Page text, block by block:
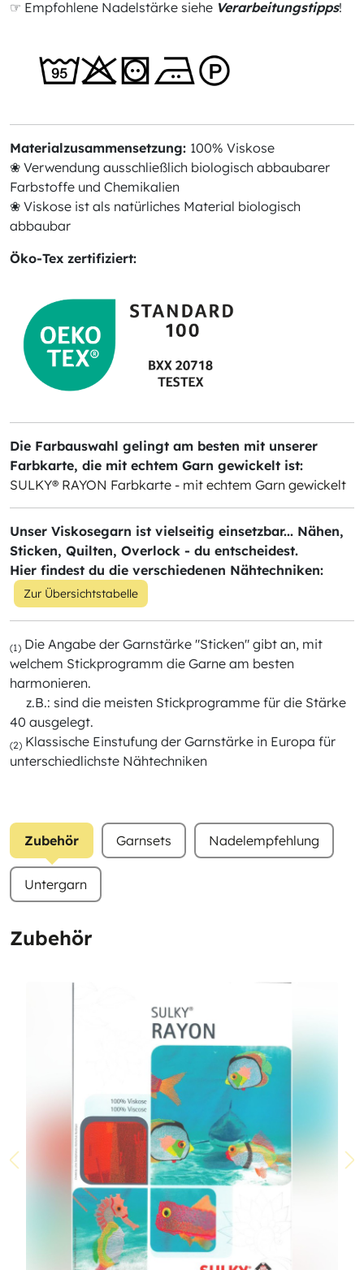
☞ Empfohlene Nadelstärke siehe Verarbeitungstipps!
Materialzusammensetzung: 100% Viskose
❀ Verwendung ausschließlich biologisch abbaubarer
Farbstoffe und Chemikalien
❀ Viskose ist als natürliches Material biologisch
abbaubar
Öko-Tex zertifiziert:
Die Farbauswahl gelingt am besten mit unserer
Farbkarte, die mit echtem Garn gewickelt ist:
SULKY® RAYON Farbkarte - mit echtem Garn gewickelt
Unser Viskosegarn ist vielseitig einsetzbar... Nähen,
Sticken, Quilten, Overlock - du entscheidest.
Hier findest du die verschiedenen Nähtechniken:
Zur Übersichtstabelle
(1) Die Angabe der Garnstärke "Sticken" gibt an, mit
welchem Stickprogramm die Garne am besten
harmonieren.
z.B.: sind die meisten Stickprogramme für die Stärke
40 ausgelegt.
(2) Klassische Einstufung der Garnstärke in Europa für
unterschiedlichste Nähtechniken
Zubehör Garnsets Nadelempfehlung
Untergarn
Zubehör